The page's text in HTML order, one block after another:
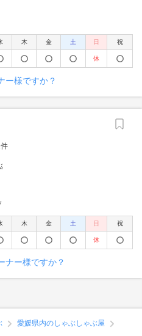
木 金 土 日 祝
休
ー様ですか？
木 金 土 日 祝
休
ナー様ですか？
愛媛県内のしゃぶしゃぶ屋